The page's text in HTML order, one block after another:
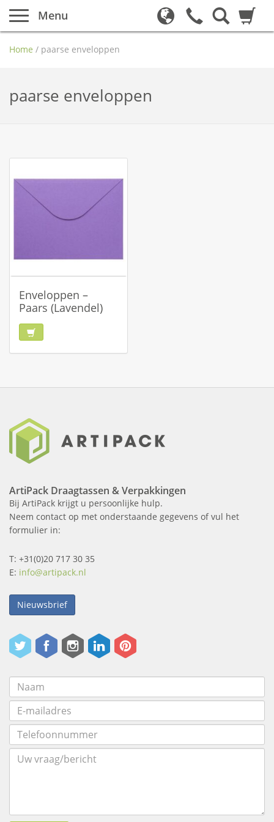
Menu
Home / paarse enveloppen
paarse enveloppen
Enveloppen –
Paars (Lavendel)
ArtiPack Draagtassen & Verpakkingen
Bij ArtiPack krijgt u persoonlijke hulp.
Neem contact op met onderstaande gegevens of vul het
formulier in:
T: +31(0)20 717 30 35
E: info@artipack.nl
Nieuwsbrief